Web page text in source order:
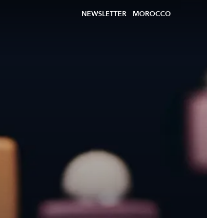
NEWSLETTER MOROCCO